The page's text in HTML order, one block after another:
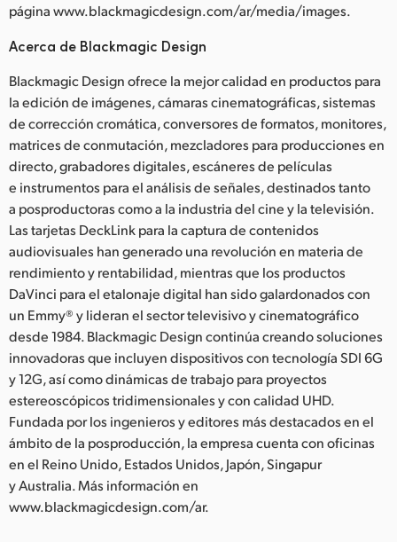
página www.blackmagicdesign.com/ar/media/images.
Acerca de Blackmagic Design
Blackmagic Design ofrece la mejor calidad en productos para
la edición de imágenes, cámaras cinematográficas, sistemas
de corrección cromática, conversores de formatos, monitores,
matrices de conmutación, mezcladores para producciones en
directo, grabadores digitales, escáneres de películas
e instrumentos para el análisis de señales, destinados tanto
a posproductoras como a la industria del cine y la televisión.
Las tarjetas DeckLink para la captura de contenidos
audiovisuales han generado una revolución en materia de
rendimiento y rentabilidad, mientras que los productos
DaVinci para el etalonaje digital han sido galardonados con
un Emmy® y lideran el sector televisivo y cinematográfico
desde 1984. Blackmagic Design continúa creando soluciones
innovadoras que incluyen dispositivos con tecnología SDI 6G
y 12G, así como dinámicas de trabajo para proyectos
estereoscópicos tridimensionales y con calidad UHD.
Fundada por los ingenieros y editores más destacados en el
ámbito de la posproducción, la empresa cuenta con oficinas
en el Reino Unido, Estados Unidos, Japón, Singapur
y Australia. Más información en
www.blackmagicdesign.com/ar.